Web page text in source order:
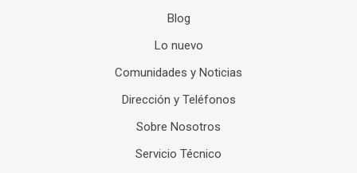
Blog
Lo nuevo
Comunidades y Noticias
Dirección y Teléfonos
Sobre Nosotros
Servicio Técnico